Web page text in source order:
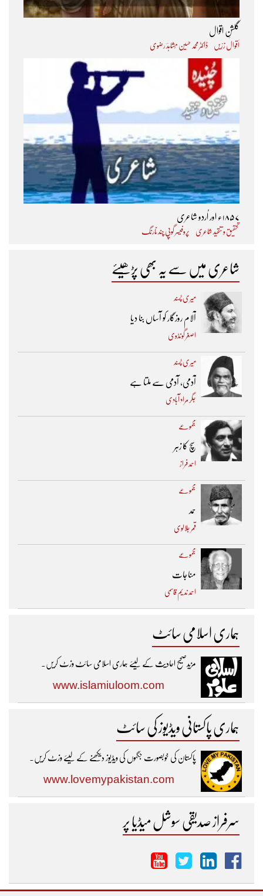
گلشنِ اقوال
اَقوال زرّیں ڈاکٹر محمد حسین مُشاہدؔ رضوی
۱۸۵۷ء اور اُردو شاعری
تحقیق و تنقید شاعری پروفیسر گوپی چند نارنگ
شاعری میں سے یہ بھی پڑھیئے
میری پسند
آلام روزگار کو آساں بنا دیا
اصغر گونڈوی
میری پسند
آدمی، آدمی سے ملتا ہے
جگر مراد آبادی
مجموعے
سچ کا زہر
احمد فراز
مجموعے
حمد
قمر جلالوی
مجموعے
مناجات
احمد ندیم قاسمی
ہماری اسلامی سائٹ
مزیدصحیح احادیث کے لیئے ہماری اسلامی سائٹ وزٹ کریں۔
www.islamiuloom.com
ہماری پاکستانی ویڈیوز کی سائٹ
پاکستان کی خوبصورت جگہوں کی ویڈیوز دیکھنے کے لیئے وزٹ کریں۔
www.lovemypakistan.com
سرفراز صدیقی سوشل میڈیا پر